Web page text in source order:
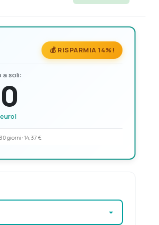
💰 RISPARMIA 14%!
a soli:
giorni: 14,37 €